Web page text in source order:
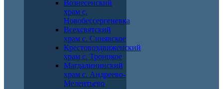
Вознесенский
храм с.
Новобессергеневка
Всехсвятский
храм с. Синявское
Крестовоздвиженский
храм с. Троицкое
Магдалининский
храм с. Андреево-
Мелентьево